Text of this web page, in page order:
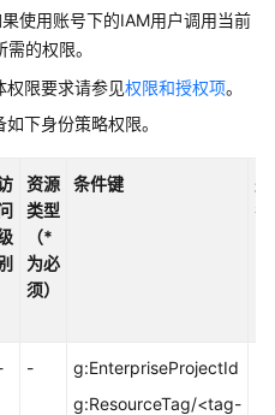
使用账号下的IAM用户调用当前
的权限。
权限要求请参见权限和授权项。
下身份策略权限。
资源
类型
（*
为必
须）
条件键
别
名
-
g:EnterpriseProjectId
g:ResourceTag/<tag-